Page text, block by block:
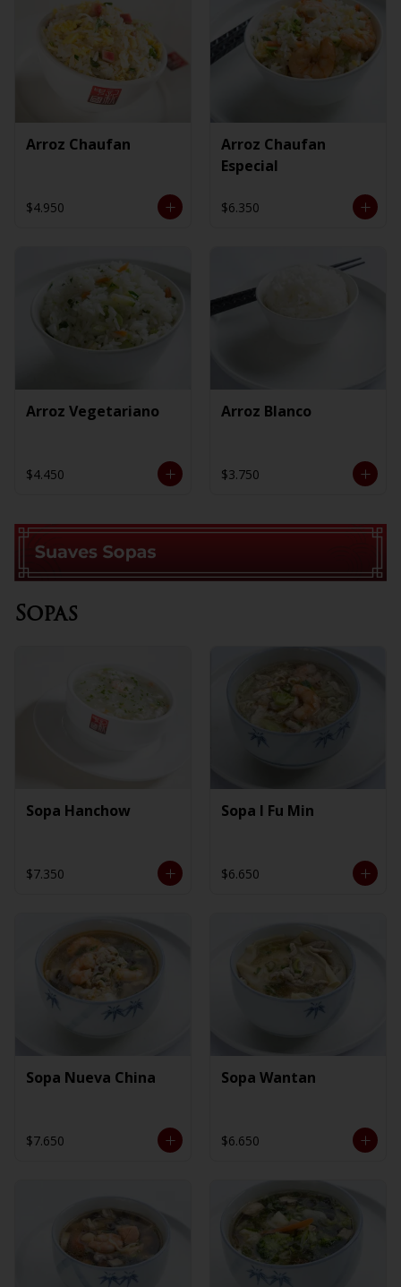
Arroz Chaufan
$4.950
Arroz Chaufan
Especial
$6.350
Arroz Vegetariano
$4.450
Arroz Blanco
$3.750
Sopas
Sopa Hanchow
$7.350
Sopa I Fu Min
$6.650
Sopa Nueva China
$7.650
Sopa Wantan
$6.650